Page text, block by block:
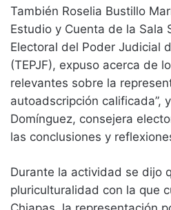
También Roselia Bustillo
Estudio y Cuenta de la Sala
Electoral del Poder Judicial
(TEPJF), expuso acerca de
relevantes sobre la
autoadscripción calificada”,
Domínguez, consejera
las conclusiones y
Durante la actividad se dijo
pluriculturalidad con la que